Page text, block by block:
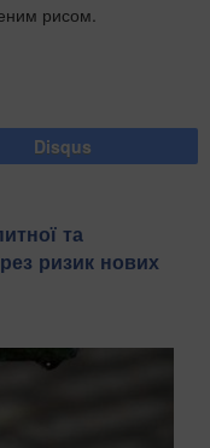
рисом.
Disqus
та
ризик нових